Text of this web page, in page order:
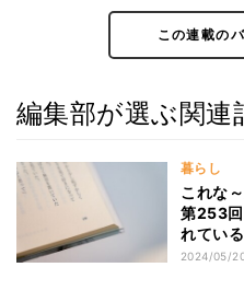
この連載の
編集部が選ぶ関連
暮らし
これな
第253回
れてい
る? - 「
2024/05/